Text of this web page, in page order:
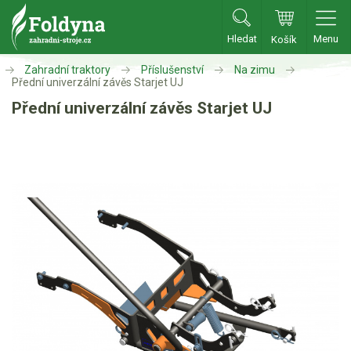
Hledat Košík Menu
Zahradní traktory
Zahradní traktory
Příslušenství
Oleje, maziva
Mulčovací sady
Zvedáky na čištění
Zahradní traktory Příslušenství
Na zimu
Přední univerzální závěs Starjet UJ
Přední univerzální závěs Starjet UJ